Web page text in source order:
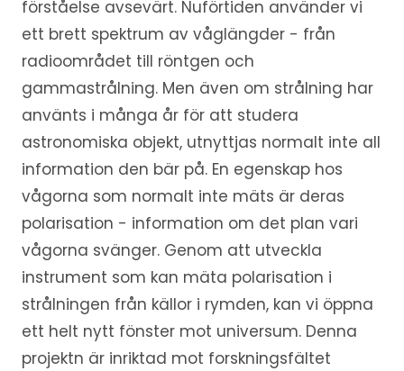
förståelse avsevärt. Nuförtiden använder vi
ett brett spektrum av våglängder - från
radioområdet till röntgen och
gammastrålning. Men även om strålning har
använts i många år för att studera
astronomiska objekt, utnyttjas normalt inte all
information den bär på. En egenskap hos
vågorna som normalt inte mäts är deras
polarisation - information om det plan vari
vågorna svänger. Genom att utveckla
instrument som kan mäta polarisation i
strålningen från källor i rymden, kan vi öppna
ett helt nytt fönster mot universum. Denna
projektn är inriktad mot forskningsfältet